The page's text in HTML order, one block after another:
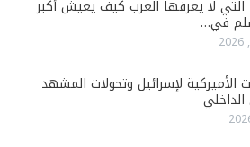
التي لا يعرفها العرب كيف يعيش أكبر
في…
الأميركية لإسرائيل وتحولات المشهد